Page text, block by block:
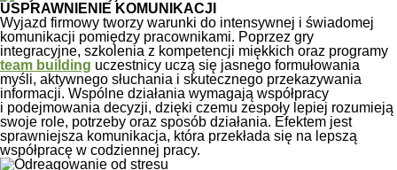
USPRAWNIENIE KOMUNIKACJI
Wyjazd firmowy tworzy warunki do intensywnej i świadomej
komunikacji pomiędzy pracownikami. Poprzez gry
integracyjne, szkolenia z kompetencji miękkich oraz programy
team building uczestnicy uczą się jasnego formułowania
myśli, aktywnego słuchania i skutecznego przekazywania
informacji. Wspólne działania wymagają współpracy
i podejmowania decyzji, dzięki czemu zespoły lepiej rozumieją
swoje role, potrzeby oraz sposób działania. Efektem jest
sprawniejsza komunikacja, która przekłada się na lepszą
współpracę w codziennej pracy.